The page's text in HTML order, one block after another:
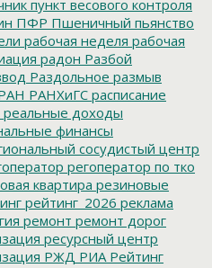
пункт весового контроля
ПФР Пшеничный пьянство
рабочая неделя рабочая
радон Разбой
Раздольное размыв
РАНХиГС расписание
реальные доходы
финансы
сосудистый центр
регоператор по тко
квартира резиновые
рейтинг_2026 реклама
ремонт ремонт дорог
ресурсный центр
РЖД РИА Рейтинг